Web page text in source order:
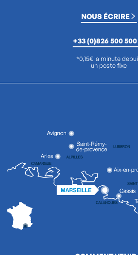
NOUS ÉCRIRE
+33 (0)826 500 500
*0,15€ la minute
un poste fixe